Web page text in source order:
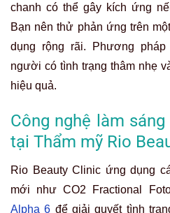
chanh có thể gây kích ứng
Bạn nên thử phản ứng trên
dụng rộng rãi. Phương
người có tình trạng thâm nhẹ
hiệu quả.
Công nghệ làm
tại Thẩm mỹ Rio
Rio Beauty Clinic ứng dụng
mới như CO2 Fractional
Alpha 6 để giải quyết tình